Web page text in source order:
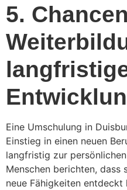
5.
Eine Umschulung in
Einstieg in einen neuen
langfristig zur
Menschen berichten, dass
neue Fähigkeiten entdeckt